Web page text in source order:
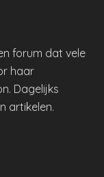
forum dat vele
haar
Dagelijks
artikelen.